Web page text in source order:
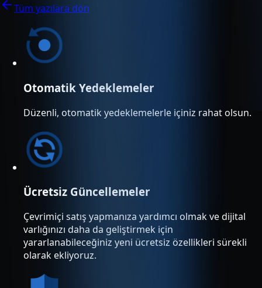
Tüm yazılara dön
Otomatik Yedeklemeler
Düzenli, otomatik yedeklemelerle içiniz rahat olsun.
Ücretsiz Güncellemeler
Çevrimiçi satış yapmanıza yardımcı olmak ve dijital
varlığınızı daha da geliştirmek için
yararlanabileceğiniz yeni ücretsiz özellikleri sürekli
olarak ekliyoruz.